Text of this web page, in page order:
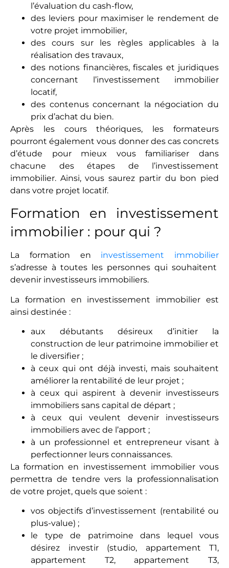
l’évaluation du cash-flow,
des leviers pour maximiser le rendement de
votre projet immobilier,
des cours sur les règles applicables à la
réalisation des travaux,
des notions financières, fiscales et juridiques
concernant l’investissement immobilier
locatif,
des contenus concernant la négociation du
prix d’achat du bien.
Après les cours théoriques, les formateurs
pourront également vous donner des cas concrets
d’étude pour mieux vous familiariser dans
chacune des étapes de l’investissement
immobilier. Ainsi, vous saurez partir du bon pied
dans votre projet locatif.
Formation en investissement
immobilier : pour qui ?
La formation en investissement immobilier
s’adresse à toutes les personnes qui souhaitent
devenir investisseurs immobiliers.
La formation en investissement immobilier est
ainsi destinée :
aux débutants désireux d’initier la
construction de leur patrimoine immobilier et
le diversifier ;
à ceux qui ont déjà investi, mais souhaitent
améliorer la rentabilité de leur projet ;
à ceux qui aspirent à devenir investisseurs
immobiliers sans capital de départ ;
à ceux qui veulent devenir investisseurs
immobiliers avec de l’apport ;
à un professionnel et entrepreneur visant à
perfectionner leurs connaissances.
La formation en investissement immobilier vous
permettra de tendre vers la professionnalisation
de votre projet, quels que soient :
vos objectifs d’investissement (rentabilité ou
plus-value) ;
le type de patrimoine dans lequel vous
désirez investir (studio, appartement T1,
appartement T2, appartement T3,